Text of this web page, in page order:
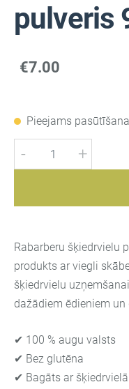
pulveris
€7.00
Pieejams
- +
Rabarberu šķiedrvielu
produkts ar viegli
šķiedrvielu
dažādiem ēdieniem un
✔ 100 % augu valsts
✔ Bez glutēna
✔ Bagāts ar